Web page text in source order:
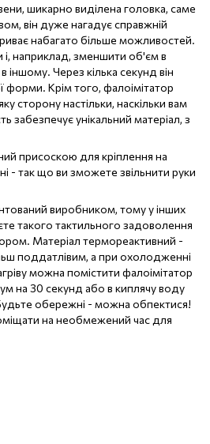
шикарно виділена головка, саме
він дуже нагадує справжній
набагато більше можливостей.
і, наприклад, зменшити об'єм в
іншому. Через кілька секунд він
форми. Крім того, фалоімітатор
сторону настільки, наскільки вам
забезпечує унікальний матеріал, з
присоскою для кріплення на
- так що ви зможете звільнити руки
виробником, тому у інших
такого тактильного задоволення
Матеріал термореактивний -
поддатлівим, а при охолодженні
можна помістити фалоімітатор
на 30 секунд або в киплячу воду
обережні - можна обпектися!
на необмежений час для